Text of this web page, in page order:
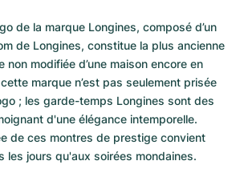
de la marque Longines, composé d’un
de Longines, constitue la plus ancienne
non modifiée d’une maison encore en
marque n’est pas seulement prisée
; les garde-temps Longines sont des
d'une élégance intemporelle.
de ces montres de prestige convient
les jours qu'aux soirées mondaines.